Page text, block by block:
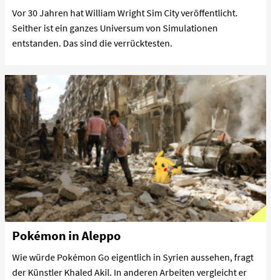
Vor 30 Jahren hat William Wright Sim City veröffentlicht.
Seither ist ein ganzes Universum von Simulationen
entstanden. Das sind die verrücktesten.
Pokémon in Aleppo
Wie würde Pokémon Go eigentlich in Syrien aussehen, fragt
der Künstler Khaled Akil. In anderen Arbeiten vergleicht er